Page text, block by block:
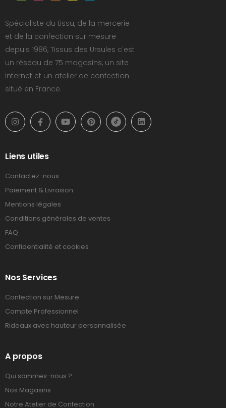
Spécialiste du tissu, de la mercerie
et de la confection sur mesure
depuis 1986, Tissus des Ursules c'est
un réseau de 75 magasins, un site
Internet et un atelier de confection
situé en France.
Liens utiles
Contactez-nous
Paiement & Livraison
Mentions légales
Conditions générales de ventes
FAQ
Confidentialité et cookies
Nos Services
Confection sur Mesure
Compte Professionnel
Rideaux avec hauteur personnalisée
A propos
Qui sommes-nous ?
Nos Magasins
Notre Atelier de Confection